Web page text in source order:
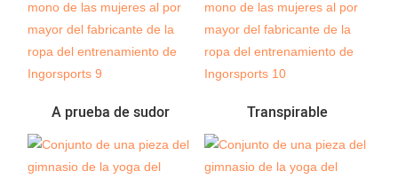
A prueba de sudor Transpirable